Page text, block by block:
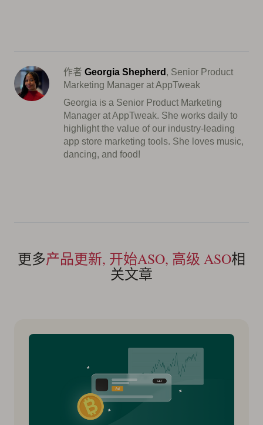
作者 Georgia Shepherd , Senior Product
Marketing Manager at AppTweak
Georgia is a Senior Product Marketing
Manager at AppTweak. She works daily to
highlight the value of our industry-leading
app store marketing tools. She loves music,
dancing, and food!
更多产品更新, 开始ASO, 高级 ASO相
关文章